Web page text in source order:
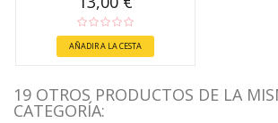
AÑADIR A LA CESTA
19 OTROS PRODUCTOS DE LA
CATEGORÍA: